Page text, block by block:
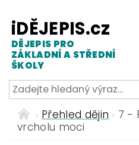
iDĚJEPIS.cz
DĚJEPIS PRO
ZÁKLADNÍ A STŘEDNÍ
ŠKOLY
Přehled dějin
7 -
vrcholu moci